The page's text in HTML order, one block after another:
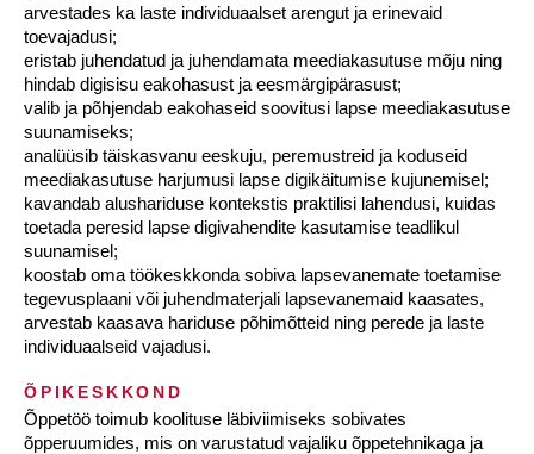
arvestades ka laste individuaalset arengut ja erinevaid
toevajadusi;
eristab juhendatud ja juhendamata meediakasutuse mõju ning
hindab digisisu eakohasust ja eesmärgipärasust;
valib ja põhjendab eakohaseid soovitusi lapse meediakasutuse
suunamiseks;
analüüsib täiskasvanu eeskuju, peremustreid ja koduseid
meediakasutuse harjumusi lapse digikäitumise kujunemisel;
kavandab alushariduse kontekstis praktilisi lahendusi, kuidas
toetada peresid lapse digivahendite kasutamise teadlikul
suunamisel;
koostab oma töökeskkonda sobiva lapsevanemate toetamise
tegevusplaani või juhendmaterjali lapsevanemaid kaasates,
arvestab kaasava hariduse põhimõtteid ning perede ja laste
individuaalseid vajadusi.
ÕPIKESKKOND
Õppetöö toimub koolituse läbiviimiseks sobivates
õpperuumides, mis on varustatud vajaliku õppetehnikaga ja